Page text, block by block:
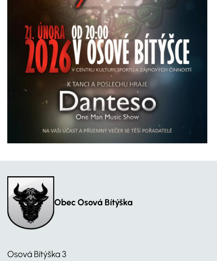
Obec Osová Bítýška
Osová Bítýška 3